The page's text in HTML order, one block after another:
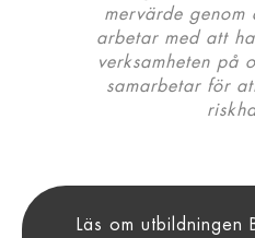
mervärde
arbetar med att
verksamheten på
samarbetar för
Läs om utbildningen